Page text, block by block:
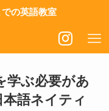
の英語教室
学ぶ必要があ
語ネイティ